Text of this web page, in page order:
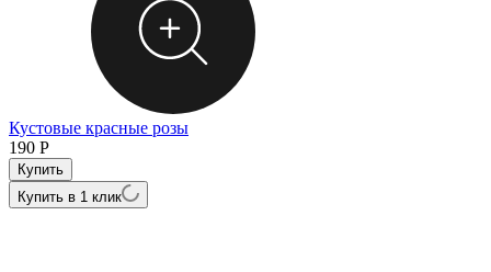
Кустовые красные розы
190 Р
Купить в 1 клик